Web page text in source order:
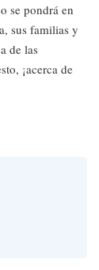
se pondrá en
sus familias y
de las
¡acerca de